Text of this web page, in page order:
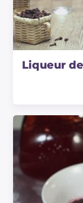
Liqueur